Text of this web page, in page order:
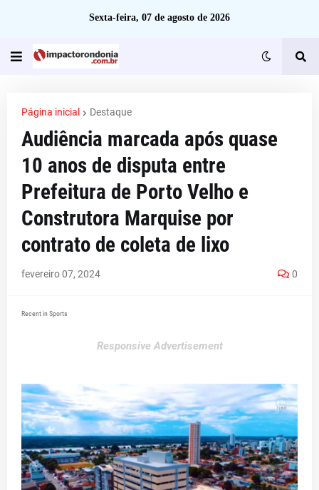
Sexta-feira, 07 de agosto de 2026
Página inicial Destaque
Audiência marcada após quase
10 anos de disputa entre
Prefeitura de Porto Velho e
Construtora Marquise por
contrato de coleta de lixo
fevereiro 07, 2024 0
Recent in Sports
Responsive Advertisement